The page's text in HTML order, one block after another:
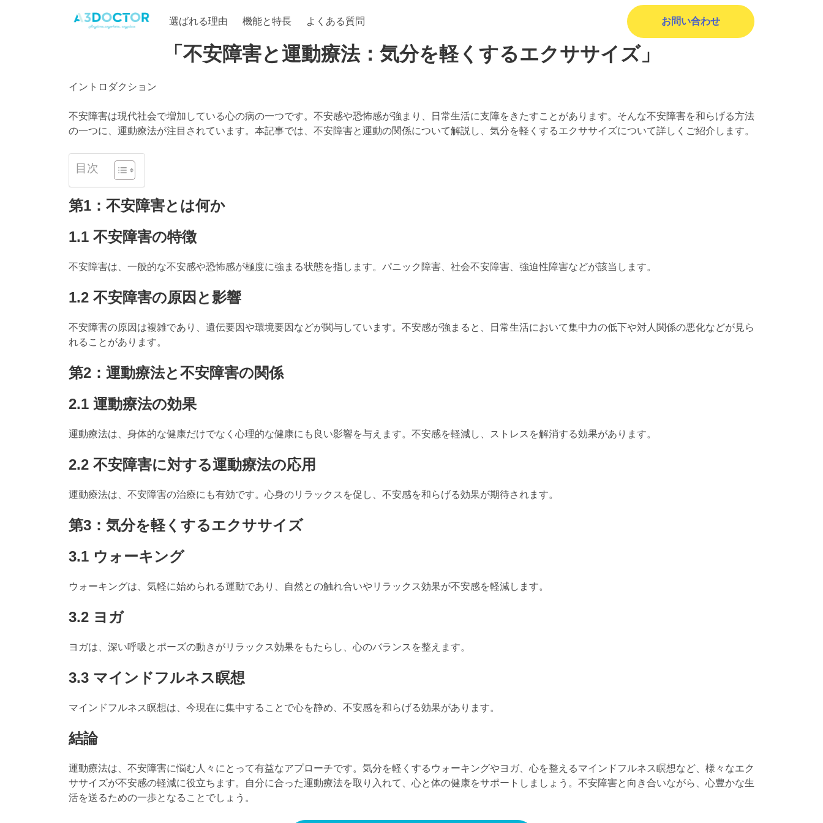
選ばれる理由 機能と特長 よくある質問 お問い合わせ
「不安障害と運動療法：気分を軽くするエクササイズ」
イントロダクション
不安障害は現代社会で増加している心の病の一つです。不安感や恐怖感が強まり、日常生活に支障をきたすことがあります。そんな不安障害を和らげる方法
の一つに、運動療法が注目されています。本記事では、不安障害と運動の関係について解説し、気分を軽くするエクササイズについて詳しくご紹介します。
目次
第1：不安障害とは何か
1.1 不安障害の特徴
不安障害は、一般的な不安感や恐怖感が極度に強まる状態を指します。パニック障害、社会不安障害、強迫性障害などが該当します。
1.2 不安障害の原因と影響
不安障害の原因は複雑であり、遺伝要因や環境要因などが関与しています。不安感が強まると、日常生活において集中力の低下や対人関係の悪化などが見ら
れることがあります。
第2：運動療法と不安障害の関係
2.1 運動療法の効果
運動療法は、身体的な健康だけでなく心理的な健康にも良い影響を与えます。不安感を軽減し、ストレスを解消する効果があります。
2.2 不安障害に対する運動療法の応用
運動療法は、不安障害の治療にも有効です。心身のリラックスを促し、不安感を和らげる効果が期待されます。
第3：気分を軽くするエクササイズ
3.1 ウォーキング
ウォーキングは、気軽に始められる運動であり、自然との触れ合いやリラックス効果が不安感を軽減します。
3.2 ヨガ
ヨガは、深い呼吸とポーズの動きがリラックス効果をもたらし、心のバランスを整えます。
3.3 マインドフルネス瞑想
マインドフルネス瞑想は、今現在に集中することで心を静め、不安感を和らげる効果があります。
結論
運動療法は、不安障害に悩む人々にとって有益なアプローチです。気分を軽くするウォーキングやヨガ、心を整えるマインドフルネス瞑想など、様々なエク
ササイズが不安感の軽減に役立ちます。自分に合った運動療法を取り入れて、心と体の健康をサポートしましょう。不安障害と向き合いながら、心豊かな生
活を送るための一歩となることでしょう。